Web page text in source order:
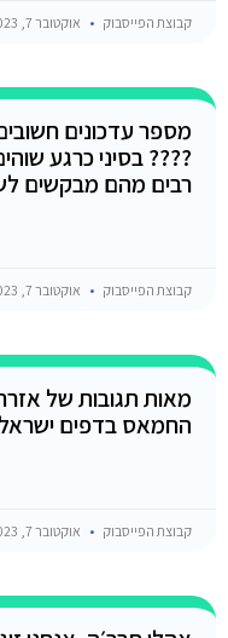
קבוצת הפייסבוק אוקטובר 7, 2023
מספר עדכונים
רבים מהם מבקשים
קבוצת הפייסבוק אוקטובר 7, 2023
מאות תגובות של
החמאס בדפים
קבוצת הפייסבוק אוקטובר 7, 2023